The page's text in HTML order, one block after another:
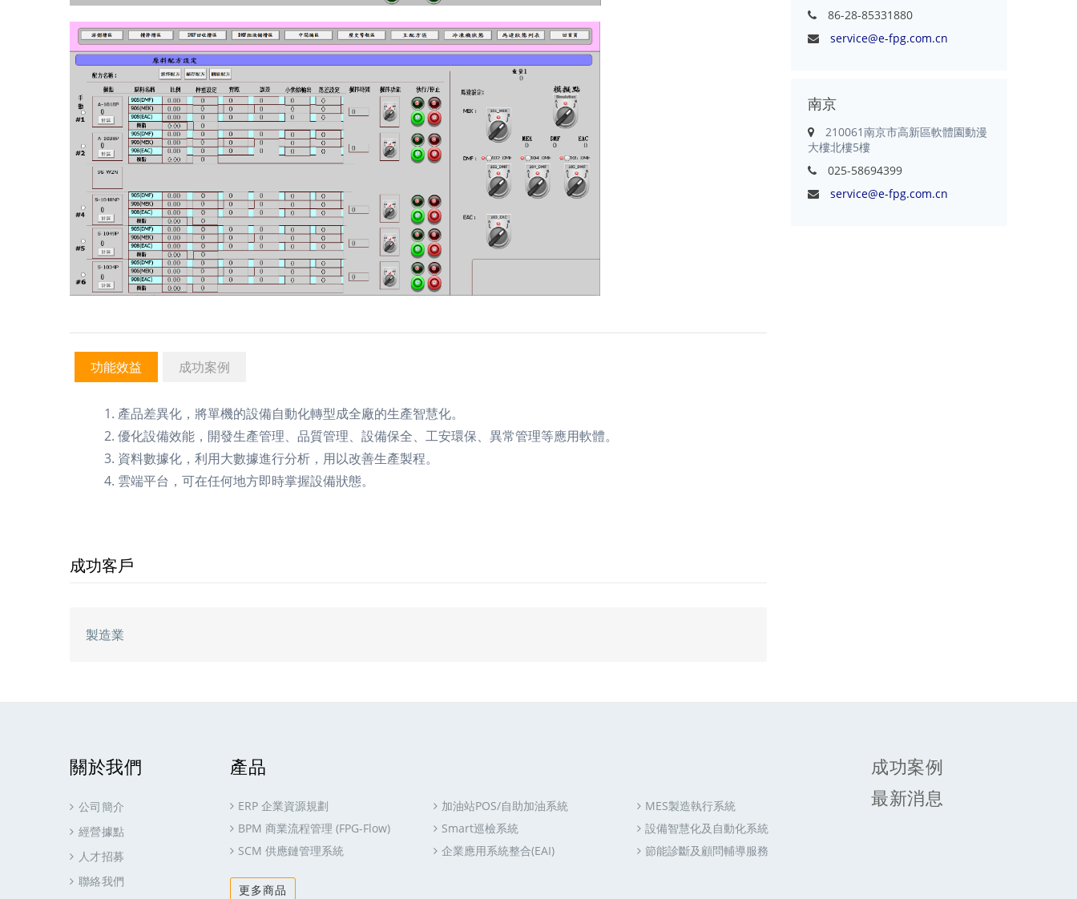
功能效益 成功案例
產品差異化，將單機的設備自動化轉型成全廠的生產智慧化。
優化設備效能，開發生產管理、品質管理、設備保全、工安環保、異常管理等應用軟體。
資料數據化，利用大數據進行分析，用以改善生產製程。
雲端平台，可在任何地方即時掌握設備狀態。
成功客戶
製造業
86-28-85331880
service@e-fpg.com.cn
南京
210061南京市高新區軟體園動漫
大樓北樓5樓
025-58694399
service@e-fpg.com.cn
關於我們
公司簡介
經營據點
人才招募
聯絡我們
產品
ERP 企業資源規劃 加油站POS/自助加油系統
MES製造執行系統
BPM 商業流程管理 (FPG-Flow)
Smart巡檢系統
設備智慧化及自動化系統
SCM 供應鏈管理系統
企業應用系統整合(EAI) 節能診斷及顧問輔導服務
更多商品
成功案例
最新消息